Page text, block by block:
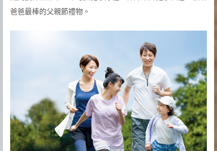
爸爸最棒的父親節禮物。